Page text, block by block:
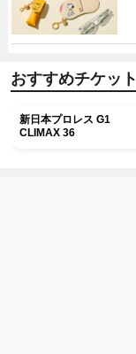
おすすめチケット
新日本プロレス G1
CLIMAX 36